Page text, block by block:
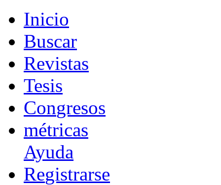
Inicio
Buscar
Revistas
Tesis
Congresos
métricas
Ayuda
Registrarse